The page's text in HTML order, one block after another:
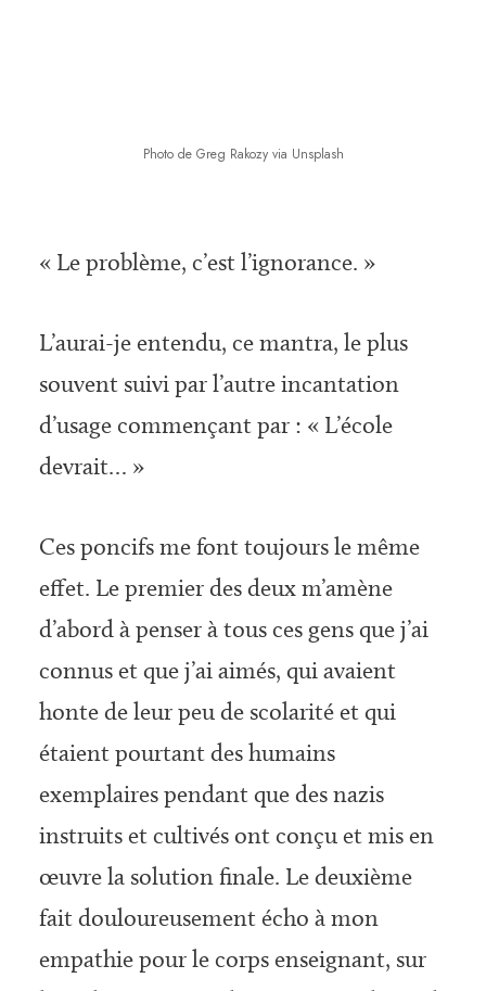
Photo de Greg Rakozy via Unsplash
« Le problème, c’est l’ignorance. »
L’aurai-je entendu, ce mantra, le plus
souvent suivi par l’autre incantation
d’usage commençant par : « L’école
devrait… »
Ces poncifs me font toujours le même
effet. Le premier des deux m’amène
d’abord à penser à tous ces gens que j’ai
connus et que j’ai aimés, qui avaient
honte de leur peu de scolarité et qui
étaient pourtant des humains
exemplaires pendant que des nazis
instruits et cultivés ont conçu et mis en
œuvre la solution finale. Le deuxième
fait douloureusement écho à mon
empathie pour le corps enseignant, sur